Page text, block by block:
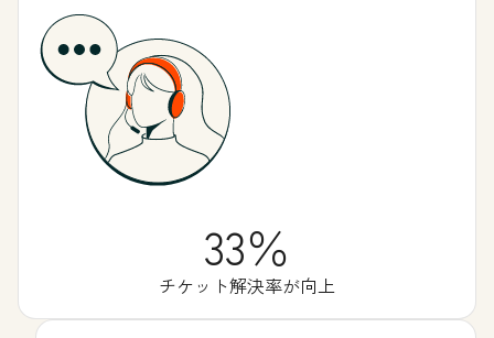
33％
チケット解決率が向上